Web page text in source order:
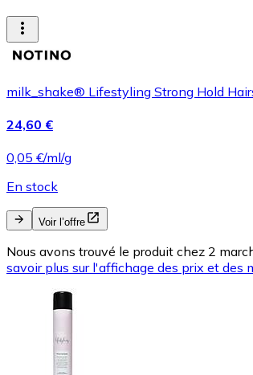
milk_shake® Lifestyling Strong Hold
24,60 €
0,05 €/ml/g
En stock
Voir l’offre
Nous avons trouvé le produit chez 2
savoir plus sur l'affichage des prix et des